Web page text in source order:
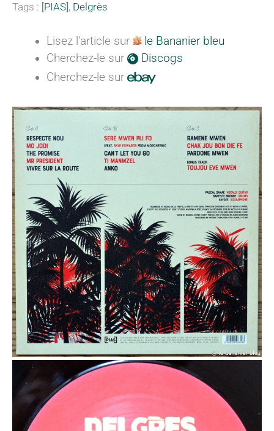
Tags : [PIAS] , Delgrès
Lisez l'article sur
le Bananier bleu
Cherchez-le sur
Discogs
Cherchez-le sur